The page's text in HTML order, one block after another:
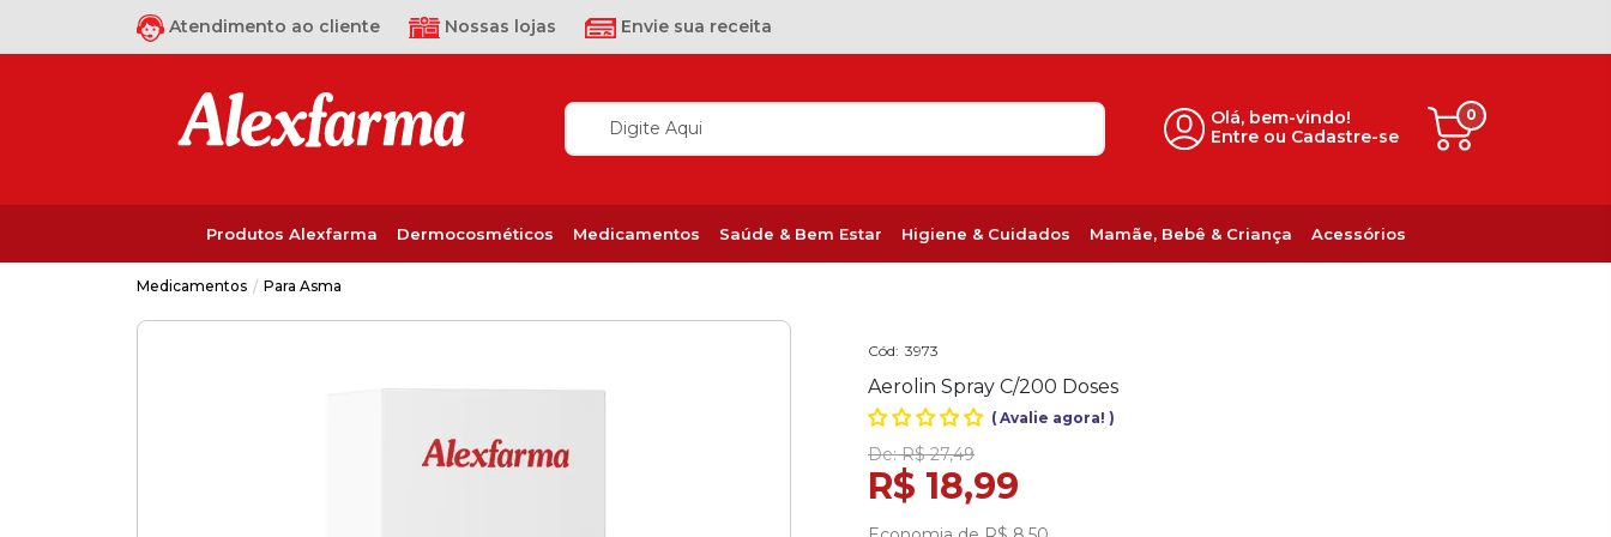
Atendimento ao cliente Nossas lojas Envie sua receita
Olá, bem-vindo!
Entre ou Cadastre-se
0
Produtos Alexfarma Dermocosméticos Medicamentos Saúde & Bem Estar Higiene & Cuidados Mamãe, Bebê & Criança Acessórios
Medicamentos Para Asma
Cód: 3973
Aerolin Spray C/200 Doses
(Avalie agora! )
De:R$ 27,49
R$ 18,99